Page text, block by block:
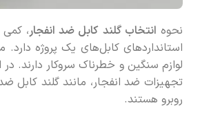
نحوه انتخاب گلند کابل ضد انفجار، کمی
استاندارد‌های کابل‌های یک پروژه
لوازم سنگین و خطرناک سروکار دارند.
تجهیزات ضد انفجار، مانند گلند کابل
روبرو هستند.